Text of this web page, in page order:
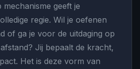
geeft je
regie. Wil je oefenen
of ga je voor de uitdaging op
Jij bepaalt de kracht,
Het is deze vorm van